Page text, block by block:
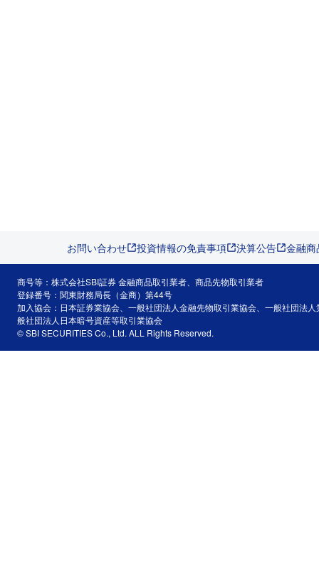
お問い合わせ 投資情報の免責事項 決算公告 金融
商号等：株式会社SBI証券 金融商品取引業者、商品先物取引業者
登録番号：関東財務局長（金商）第44号
加入協会：日本証券業協会、一般社団法人金融先物取引業協会、一般社団法
般社団法人日本暗号資産等取引業協会
© SBI SECURITIES Co., Ltd. ALL Rights Reserved.